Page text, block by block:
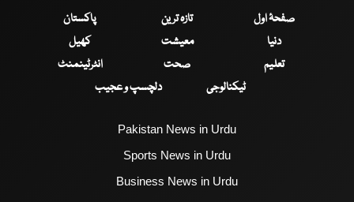
صفحۂ اول تازہ ترین
پاکستان
دنیا
معیشت
کھیل
تعلیم
صحت
انٹرٹینمنٹ
ٹیکنالوجی
دلچسپ و عجیب
Pakistan News in Urdu
Sports News in Urdu
Business News in Urdu